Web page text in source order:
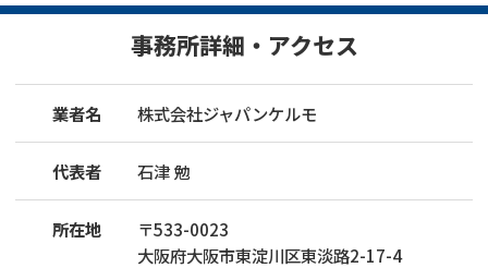
事務所詳細・アクセス
業者名 株式会社ジャパンケルモ
代表者 石津 勉
所在地 〒533-0023
大阪府大阪市東淀川区東淡路2-17-4